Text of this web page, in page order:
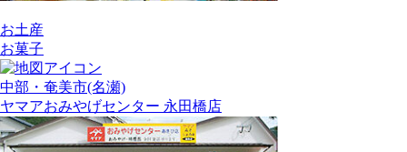
お土産
お菓子
中部・奄美市(名瀬)
ヤマアおみやげセンター 永田橋店